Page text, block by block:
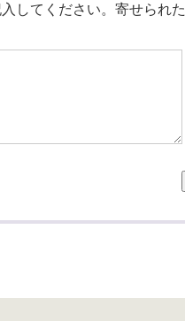
してください。寄せら